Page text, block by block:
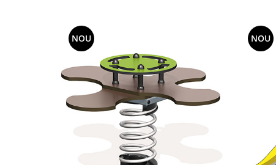
NOU NOU